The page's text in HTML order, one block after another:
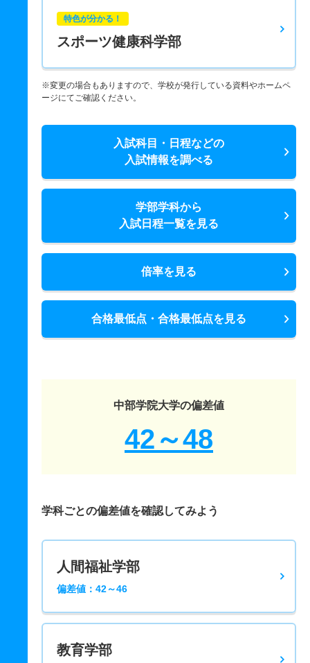
特色が分かる！
スポーツ健康科学部
※変更の場合もありますので、学校が発行している資料やホームペ
ージにてご確認ください。
入試科目・日程などの
入試情報を調べる
学部学科から
入試日程一覧を見る
倍率を見る
合格最低点・合格最低点を見る
中部学院大学の偏差値
42～48
学科ごとの偏差値を確認してみよう
人間福祉学部
偏差値：42～46
教育学部